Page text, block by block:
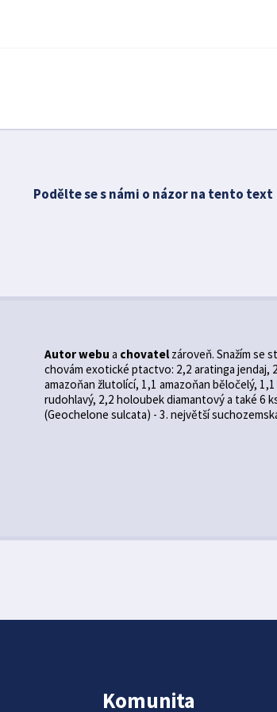
Autor webu a chovatelzároveň. Snažím se
chovám exotické ptactvo: 2,2 aratinga jendaj,
amazoňan žlutolící, 1,1 amazoňan běločelý,
rudohlavý, 2,2 holoubek diamantový a také 6
(Geochelone sulcata) - 3. největší
Podělte se s námi o názor na tento
Komunita